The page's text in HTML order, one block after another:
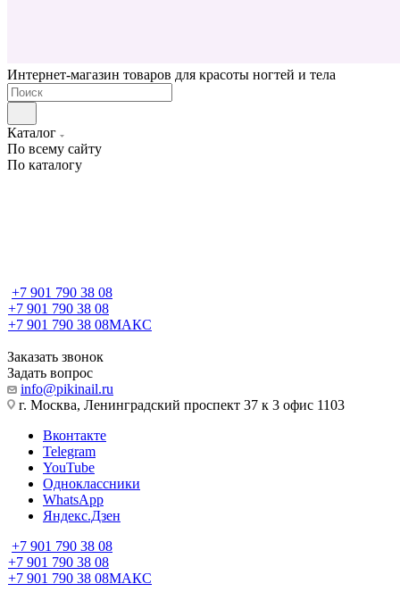
Интернет-магазин товаров для красоты ногтей и тела
Каталог
По всему сайту
По каталогу
+7 901 790 38 08
+7 901 790 38 08
+7 901 790 38 08МАКС
Заказать звонок
Задать вопрос
info@pikinail.ru
г. Москва, Ленинградский проспект 37 к 3 офис 1103
Вконтакте
Telegram
YouTube
Одноклассники
WhatsApp
Яндекс.Дзен
+7 901 790 38 08
+7 901 790 38 08
+7 901 790 38 08МАКС